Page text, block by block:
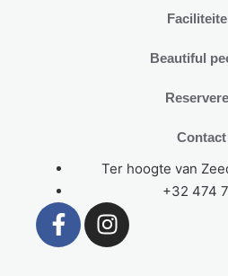
Beautiful
Contact
Ter hoogte van
+32 474